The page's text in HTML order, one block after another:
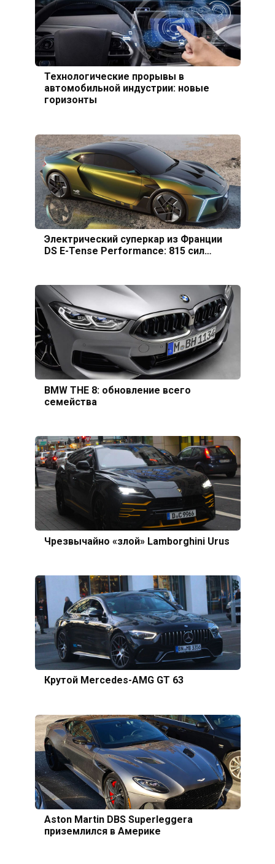
Технологические прорывы в
автомобильной индустрии: новые
горизонты
Электрический суперкар из Франции
DS E-Tense Performance: 815 сил…
BMW THE 8: обновление всего
семейства
Чрезвычайно «злой» Lamborghini Urus
Крутой Mercedes-AMG GT 63
Aston Martin DBS Superleggera
приземлился в Америке